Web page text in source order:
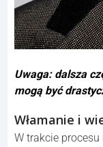
Uwaga: dalsza
mogą być
Włamanie i
W trakcie procesu